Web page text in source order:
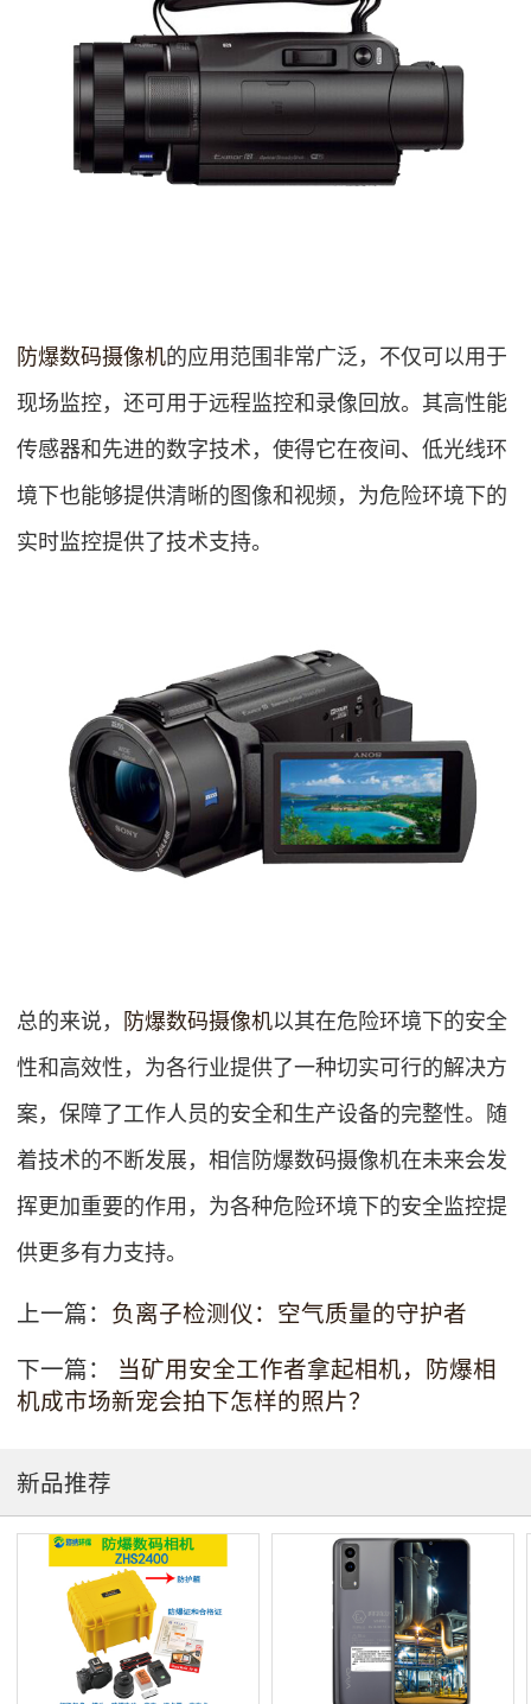
防爆数码摄像机的应用范围非常广泛，不仅可以用于
现场监控，还可用于远程监控和录像回放。其高性能
传感器和先进的数字技术，使得它在夜间、低光线环
境下也能够提供清晰的图像和视频，为危险环境下的
实时监控提供了技术支持。
总的来说， 防爆数码摄像机以其在危险环境下的安全
性和高效性，为各行业提供了一种切实可行的解决方
案，保障了工作人员的安全和生产设备的完整性。随
着技术的不断发展，相信防爆数码摄像机在未来会发
挥更加重要的作用，为各种危险环境下的安全监控提
供更多有力支持。
上一篇： 负离子检测仪：空气质量的守护者
下一篇：
当矿用安全工作者拿起相机，防爆相
机成市场新宠会拍下怎样的照片？
新品推荐